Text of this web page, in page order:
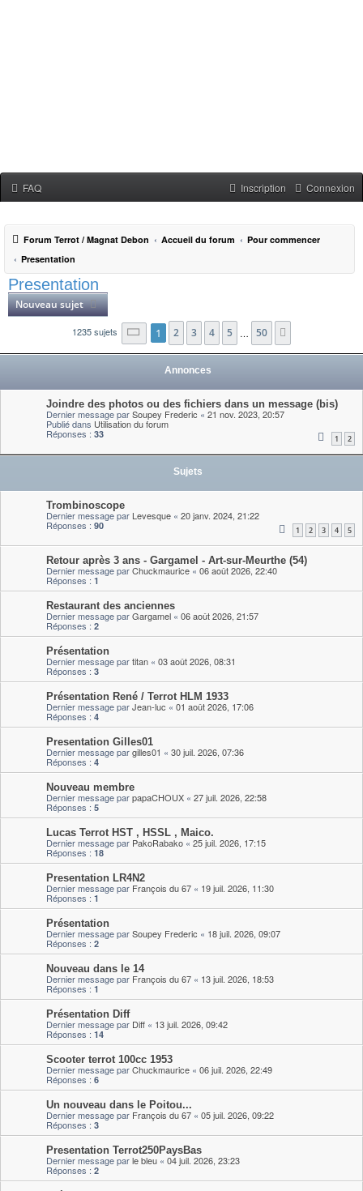
FAQ Connexion
Inscription
Forum Terrot / Magnat Debon Accueil du forum
Pour commencer
Presentation
Presentation
Nouveau sujet
1235 sujets Page sur50
1 2 3 4 5 … 50
Annonces
Joindre des photos ou des fichiers dans un message (bis)
Dernier message parSoupey Frederic « 21 nov. 2023, 20:57
Publié dans Utilisation du forum
Réponses : 33 1 2
Sujets
Trombinoscope
Dernier message par Levesque « 20 janv. 2024, 21:22
Réponses : 90 1 2 3 4 5
Retour après 3 ans - Gargamel - Art-sur-Meurthe (54)
Dernier message parChuckmaurice « 06 août 2026, 22:40
Réponses : 1
Restaurant des anciennes
Dernier message parGargamel « 06 août 2026, 21:57
Réponses : 2
Présentation
Dernier message partitan « 03 août 2026, 08:31
Réponses : 3
Présentation René / Terrot HLM 1933
Dernier message parJean-luc « 01 août 2026, 17:06
Réponses : 4
Presentation Gilles01
Dernier message pargilles01 « 30 juil. 2026, 07:36
Réponses : 4
Nouveau membre
Dernier message parpapaCHOUX « 27 juil. 2026, 22:58
Réponses : 5
Lucas Terrot HST , HSSL , Maico.
Dernier message par PakoRabako « 25 juil. 2026, 17:15
Réponses : 18
Presentation LR4N2
Dernier message par François du 67 « 19 juil. 2026, 11:30
Réponses : 1
Présentation
Dernier message parSoupey Frederic « 18 juil. 2026, 09:07
Réponses : 2
Nouveau dans le 14
Dernier message par François du 67 « 13 juil. 2026, 18:53
Réponses : 1
Présentation Diff
Dernier message par Diff « 13 juil. 2026, 09:42
Réponses : 14
Scooter terrot 100cc 1953
Dernier message parChuckmaurice « 06 juil. 2026, 22:49
Réponses : 6
Un nouveau dans le Poitou...
Dernier message par François du 67 « 05 juil. 2026, 09:22
Réponses : 3
Presentation Terrot250PaysBas
Dernier message parle bleu « 04 juil. 2026, 23:23
Réponses : 2